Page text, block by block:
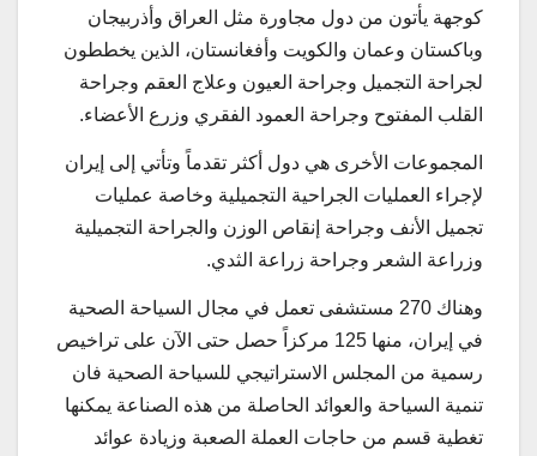
كوجهة یأتون من دول مجاورة مثل العراق وأذربیجان
وباكستان وعمان والكویت وأفغانستان، الذین یخططون
لجراحة التجمیل وجراحة العیون وعلاج العقم وجراحة
القلب المفتوح وجراحة العمود الفقري وزرع الأعضاء.
المجموعات الأخری هي دول أكثر تقدماً وتأتي إلی إیران
لإجراء العملیات الجراحیة التجمیلیة وخاصة عملیات
تجمیل الأنف وجراحة إنقاص الوزن والجراحة التجمیلیة
وزراعة الشعر وجراحة زراعة الثدي.
وهناك 270 مستشفی تعمل في مجال السیاحة الصحیة
في إیران، منها 125 مركزاً حصل حتی الآن علی تراخیص
رسمیة من المجلس الاستراتیجي للسیاحة الصحیة فان
تنمية السياحة والعوائد الحاصلة من هذه الصناعة يمكنها
تغطية قسم من حاجات العملة الصعبة وزيادة عوائد